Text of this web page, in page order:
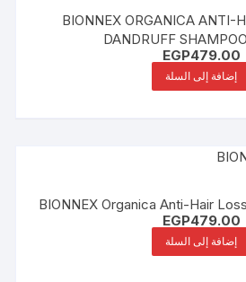
BIONNEX ORGANICA ANTI-
DANDRUFF
EGP479.00
إضافة إلى السلة
BIONNEX Organica Anti-Hair
EGP479.00
إضافة إلى السلة